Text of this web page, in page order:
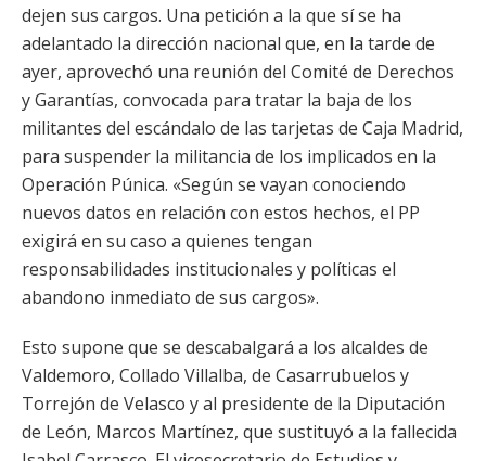
dejen sus cargos. Una petición a la que sí se ha
adelantado la dirección nacional que, en la tarde de
ayer, aprovechó una reunión del Comité de Derechos
y Garantías, convocada para tratar la baja de los
militantes del escándalo de las tarjetas de Caja Madrid,
para suspender la militancia de los implicados en la
Operación Púnica. «Según se vayan conociendo
nuevos datos en relación con estos hechos, el PP
exigirá en su caso a quienes tengan
responsabilidades institucionales y políticas el
abandono inmediato de sus cargos».
Esto supone que se descabalgará a los alcaldes de
Valdemoro, Collado Villalba, de Casarrubuelos y
Torrejón de Velasco y al presidente de la Diputación
de León, Marcos Martínez, que sustituyó a la fallecida